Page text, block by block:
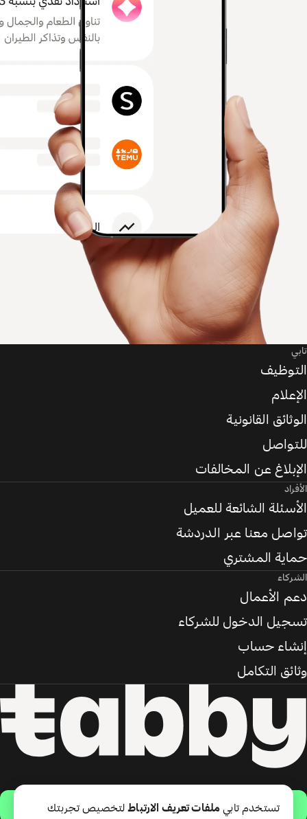
حمّل التطبيق
تابي
التوظيف
الإعلام
الوثائق القانونية
للتواصل
الإبلاغ عن المخالفات
الأفراد
الأسئلة الشائعة للعميل
تواصل معنا عبر الدردشة
حماية المشتري
الشركاء
دعم الأعمال
تسجيل الدخول للشركاء
إنشاء حساب
وثائق التكامل
تستخدم تابي ملفات تعريف الارتباطلتخصيص تجربتك